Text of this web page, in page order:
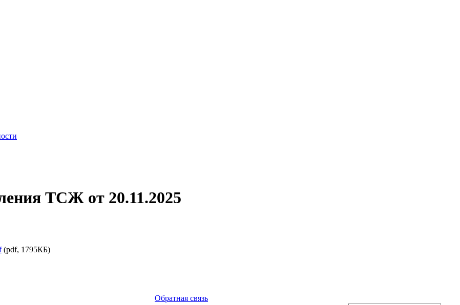
ТСЖ от 20.11.2025
(pdf, 1795КБ)
Обратная связь